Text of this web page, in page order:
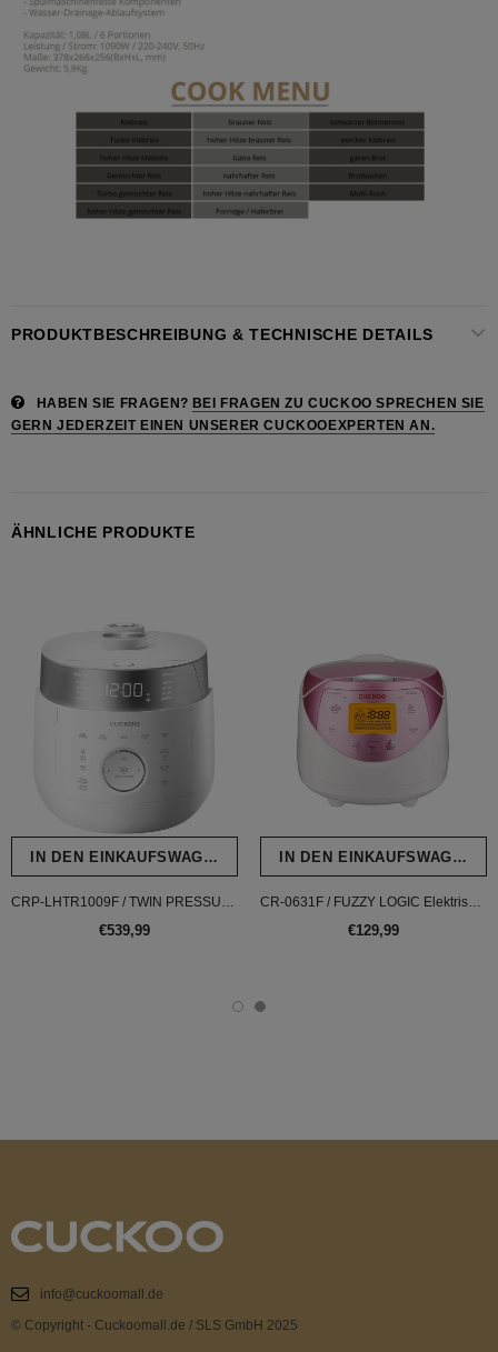
PRODUKTBESCHREIBUNG & TECHNISCHE DETAILS
HABEN SIE FRAGEN? BEI FRAGEN ZU CUCKOO SPRECHEN SIE
GERN JEDERZEIT EINEN UNSERER CUCKOOEXPERTEN AN.
ÄHNLICHE PRODUKTE
IN DEN EINKAUFSWAGEN LEGEN
€539,99
IN DEN EINKAUFSWAGEN
€129,99
info@cuckoomall.de
© Copyright - Cuckoomall.de / SLS GmbH 2025